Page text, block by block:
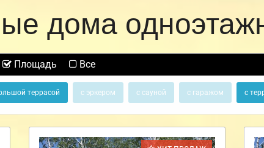
дома
Площадь Все
террасой с эркером с сауной с гаражом с